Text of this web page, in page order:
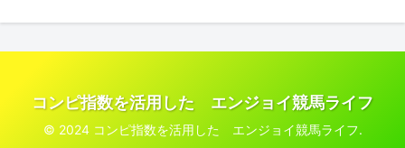
コンピ指数を活用した エンジョイ競馬ライフ
© 2024 コンピ指数を活用した エンジョイ競馬ライフ.